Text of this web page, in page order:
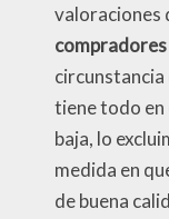
valoraciones
tiene todo en
baja, lo
medida en
de buena